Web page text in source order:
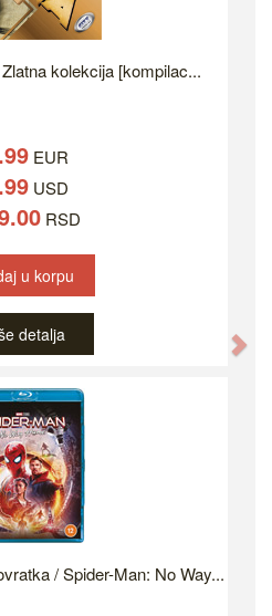
kolekcija [kompilac...
EUR
USD
RSD
u korpu
detalja
/ Spider-Man: No Way...